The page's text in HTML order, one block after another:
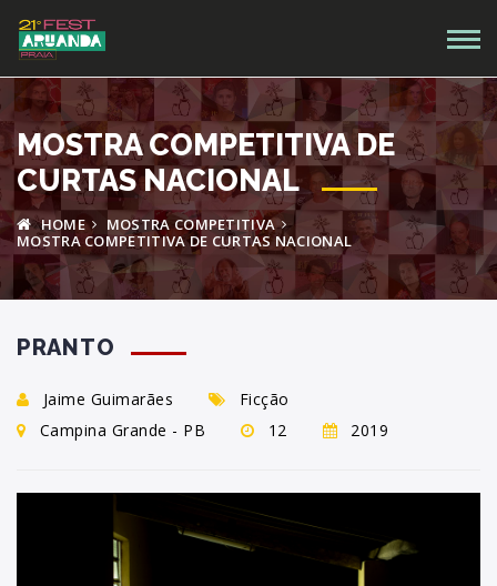
MOSTRA COMPETITIVA DE
CURTAS NACIONAL
HOME
MOSTRA COMPETITIVA
MOSTRA COMPETITIVA DE CURTAS NACIONAL
PRANTO
Jaime Guimarães
Ficção
Campina Grande - PB
12 2019